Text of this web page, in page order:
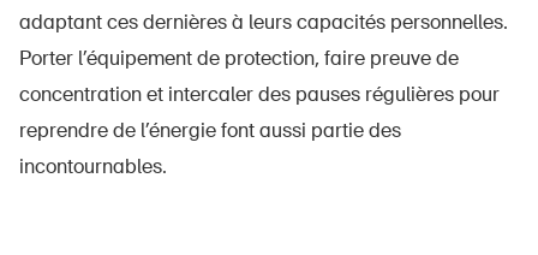
adaptant ces dernières à leurs capacités personnelles.
Porter l’équipement de protection, faire preuve de
concentration et intercaler des pauses régulières pour
reprendre de l’énergie font aussi partie des
incontournables.